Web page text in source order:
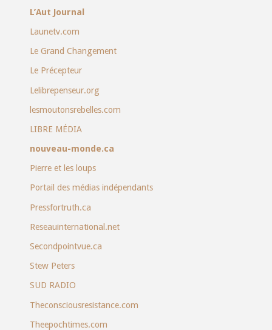
L’Aut Journal
Launetv.com
Le Grand Changement
Le Précepteur
Lelibrepenseur.org
lesmoutonsrebelles.com
LIBRE MÉDIA
nouveau-monde.ca
Pierre et les loups
Portail des médias indépendants
Pressfortruth.ca
Reseauinternational.net
Secondpointvue.ca
Stew Peters
SUD RADIO
Theconsciousresistance.com
Theepochtimes.com